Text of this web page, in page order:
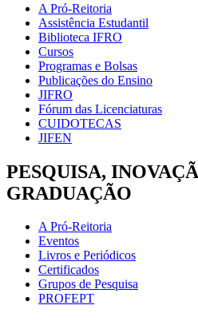
A Pró-Reitoria
Assistência Estudantil
Biblioteca IFRO
Cursos
Programas e Bolsas
Publicações do Ensino
JIFRO
Fórum das Licenciaturas
CUIDOTECAS
JIFEN
PESQUISA,
GRADUAÇÃO
A Pró-Reitoria
Eventos
Livros e Periódicos
Certificados
Grupos de Pesquisa
PROFEPT